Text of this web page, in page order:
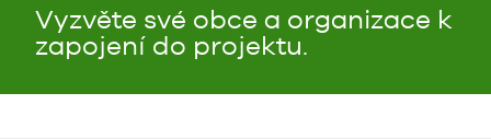
Vyzvěte své obce a organizace k
zapojení do projektu.